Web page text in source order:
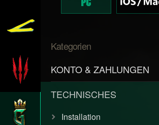
Kategorien
KONTO & ZAHLUNGEN
TECHNISCHES
Installation